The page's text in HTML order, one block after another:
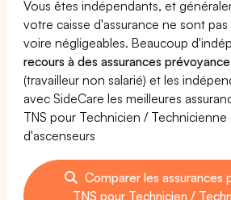
Vous êtes indépendants, et
votre caisse d'assurance ne sont
voire négligeables. Beaucoup
recours à des assurances prévoyance
(travailleur non salarié) et les
avec SideCare les meilleures
TNS pour Technicien /
d'ascenseurs
Comparer les assurances
TNS pour Technicien /